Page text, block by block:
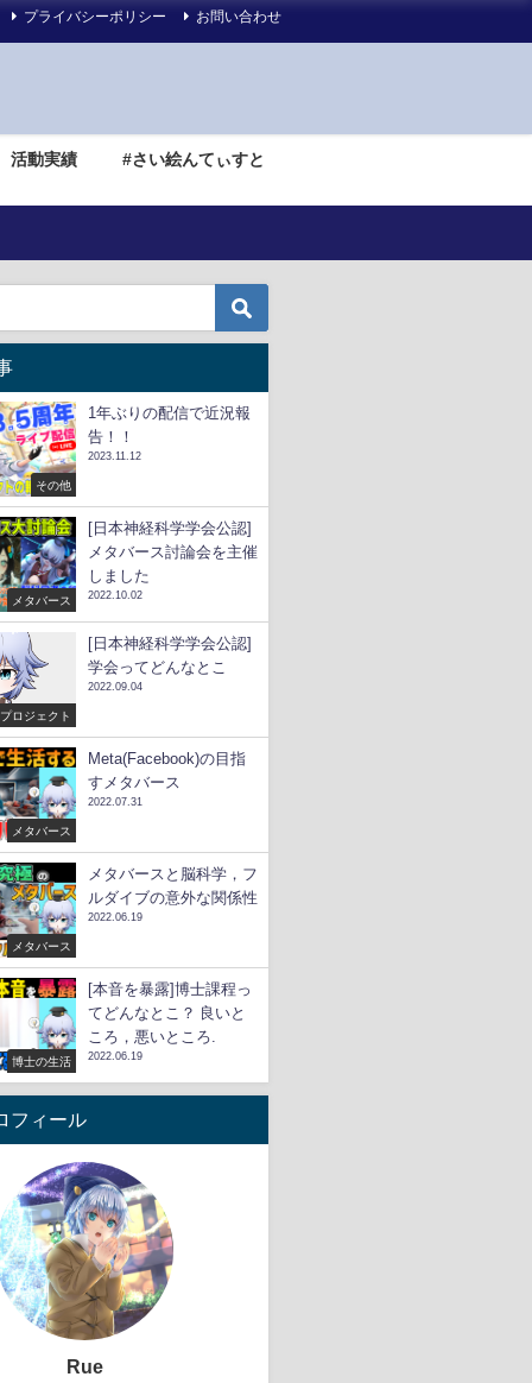
プライバシーポリシー お問い合わせ
活動実績 #さい絵んてぃすと
その他
1年ぶりの配信で近況報
告！！
2023.11.12
メタバース
[日本神経科学学会公認]
メタバース討論会を主催
しました
2022.10.02
ロジェクト
[日本神経科学学会公認]
学会ってどんなとこ
2022.09.04
メタバース
Meta(Facebook)の目指
すメタバース
2022.07.31
メタバース
メタバースと脳科学，フ
ルダイブの意外な関係性
2022.06.19
博士の生活
[本音を暴露]博士課程っ
てどんなとこ？ 良いと
ころ，悪いところ.
2022.06.19
フィール
Rue